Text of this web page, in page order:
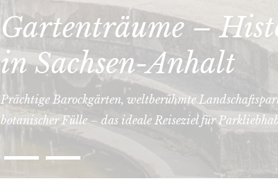
Gartenträume –
in Sachsen-Anhalt
Prächtige Barockgärten, weltberühmte
botanischer Fülle – das ideale Reiseziel für